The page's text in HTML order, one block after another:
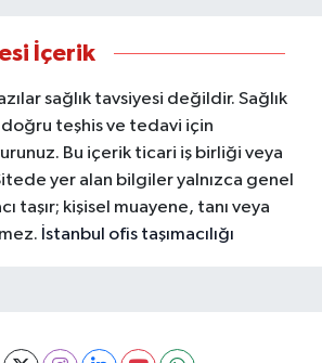
İçerik
sağlık tavsiyesi değildir. Sağlık
teşhis ve tedavi için
Bu içerik ticari iş birliği veya
yer alan bilgiler yalnızca genel
taşır; kişisel muayene, tanı veya
İstanbul ofis taşımacılığı